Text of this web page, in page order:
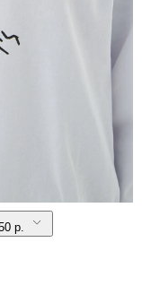
р.